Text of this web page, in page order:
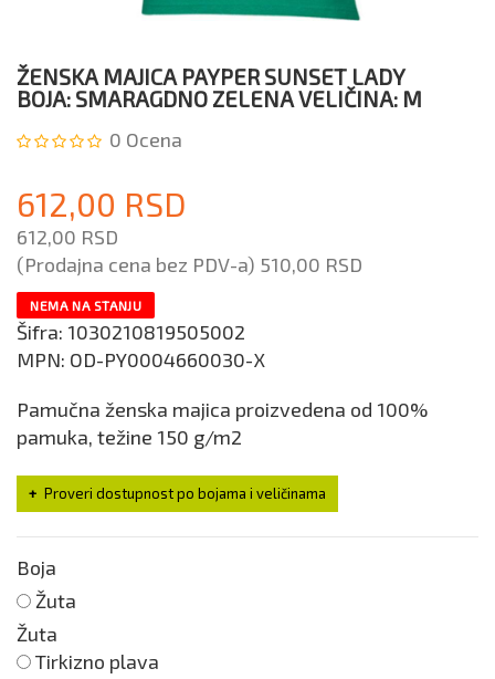
ŽENSKA MAJICA PAYPER SUNSET LADY
BOJA: SMARAGDNO ZELENA VELIČINA: M
0 Ocena
612,00 RSD
612,00 RSD
(Prodajna cena bez PDV-a) 510,00 RSD
NEMA NA STANJU
Šifra: 1030210819505002
MPN: OD-PY0004660030-X
Pamučna ženska majica proizvedena od 100%
pamuka, težine 150 g/m2
Proveri dostupnost po bojama i veličinama
Boja
Žuta
Žuta
Tirkizno plava